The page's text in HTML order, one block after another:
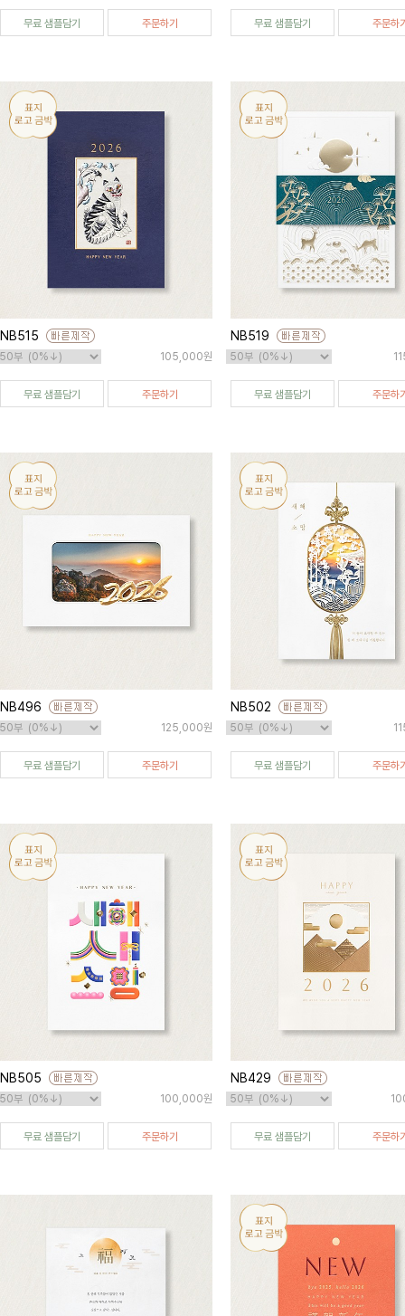
무료 샘플담기 주문하기 무료 샘플담기 주문하
NB515
105,000원
무료 샘플담기 주문하기
NB519
무료 샘플담기 주문하
NB496
125,000원
무료 샘플담기 주문하기
NB502
무료 샘플담기 주문하
NB505
100,000원
무료 샘플담기 주문하기
NB429
무료 샘플담기 주문하